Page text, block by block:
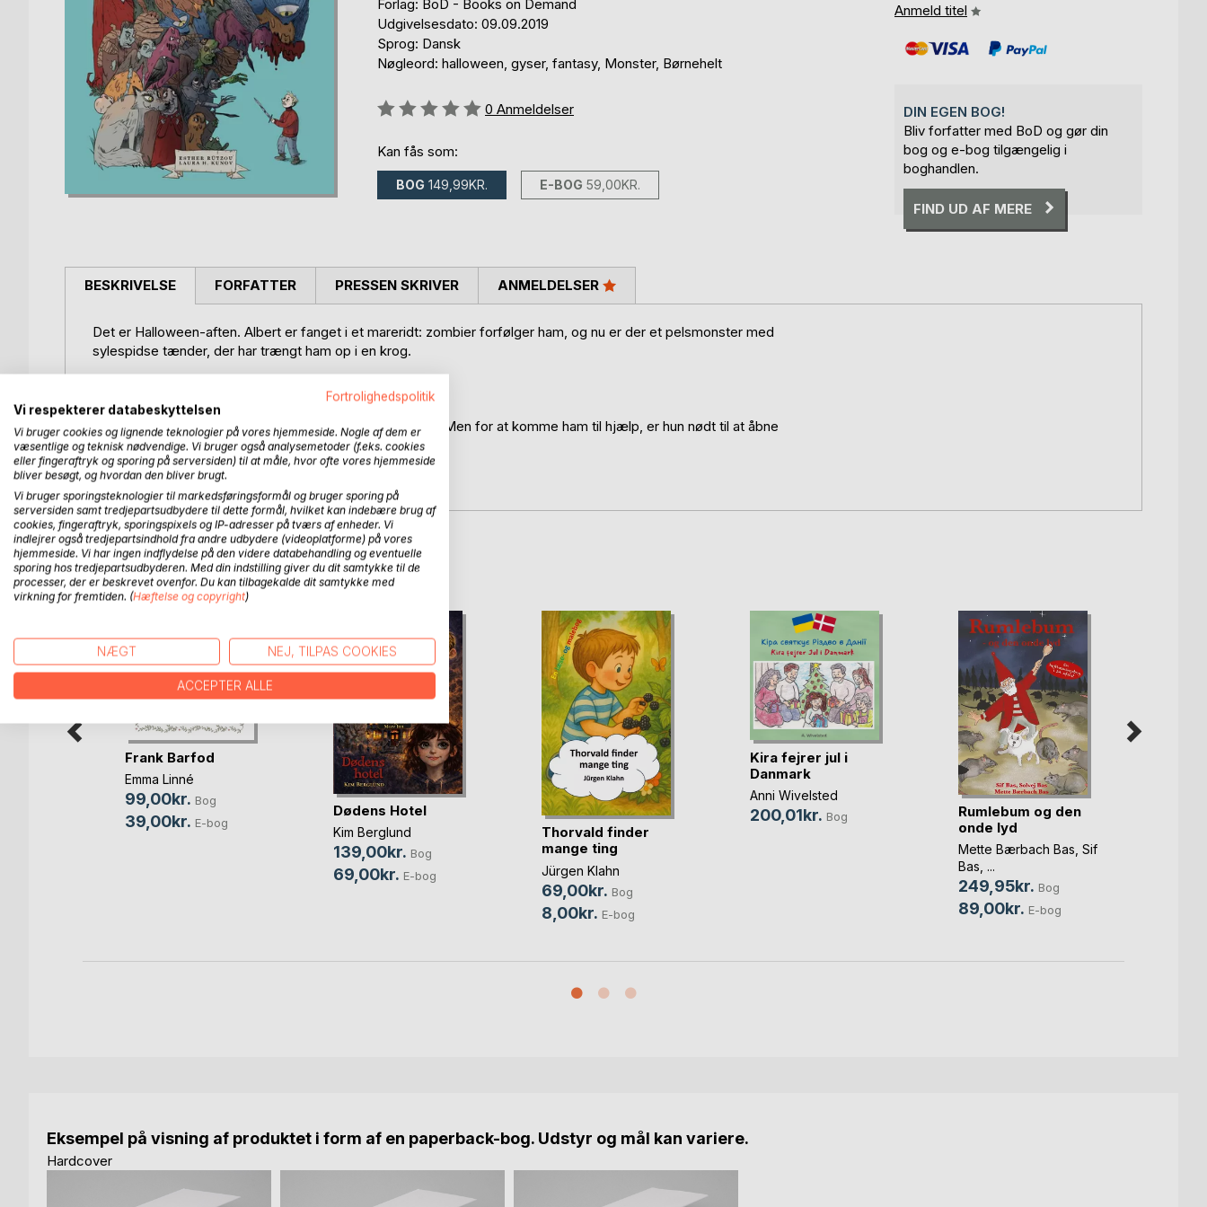
Forlag: BoD - Books on Demand
Udgivelsesdato: 09.09.2019
Sprog: Dansk
Nøgleord: halloween, gyser, fantasy, Monster, Børnehelt
Anmeldelse::
0 Anmeldelser
Kan fås som:
BOG 149,99KR. E-BOG 59,00KR.
Anmeld titel
DIN EGEN BOG!
Bliv forfatter med BoD og gør din
bog og e-bog tilgængelig i
boghandlen.
FIND UD AF MERE
BESKRIVELSE
Det er Halloween-aften. Albert er fanget i et mareridt: zombier forfølger ham, og nu er der et pelsmonster med
sylespidse tænder, der har trængt ham op i en krog.
Farmor hører Alberts skrig helt over i sin drømmeverden. Men for at komme ham til hjælp, er hun nødt til at åbne
porten mellem de to drømmeverdner.
Og så først går det rigtig galt ...
FORFATTER PRESSEN SKRIVER ANMELDELSER
FLERE TITLER HOSBoD
Frank Barfod
Emma Linné
99,00kr. Bog
39,00kr. E-bog
Dødens Hotel
Kim Berglund
139,00kr. Bog
69,00kr. E-bog
Thorvald finder
mange ting
Jürgen Klahn
69,00kr. Bog
8,00kr. E-bog
Kira fejrer jul i
Danmark
Anni Wivelsted
200,01kr. Bog
Rumlebum og den
onde lyd
Mette Bærbach Bas Sif
Bas , ...
249,95kr. Bog
89,00kr. E-bog
Eksempel på visning af produktet i form af en paperback-bog. Udstyr og mål kan variere.
Hardcover
Fortrolighedspolitik
Vi respekterer databeskyttelsen
Vi bruger cookies og lignende teknologier på vores hjemmeside. Nogle af dem er
væsentlige og teknisk nødvendige. Vi bruger også analysemetoder (f.eks. cookies
eller fingeraftryk og sporing på serversiden) til at måle, hvor ofte vores hjemmeside
bliver besøgt, og hvordan den bliver brugt.
Vi bruger sporingsteknologier til markedsføringsformål og bruger sporing på
serversiden samt tredjepartsudbydere til dette formål, hvilket kan indebære brug af
cookies, fingeraftryk, sporingspixels og IP-adresser på tværs af enheder. Vi
indlejrer også tredjepartsindhold fra andre udbydere (videoplatforme) på vores
hjemmeside. Vi har ingen indflydelse på den videre databehandling og eventuelle
sporing hos tredjepartsudbyderen. Med din indstilling giver du dit samtykke til de
processer, der er beskrevet ovenfor. Du kan tilbagekalde dit samtykke med
virkning for fremtiden. (Hæftelse og copyright)
NÆGT NEJ, TILPAS COOKIES
ACCEPTER ALLE